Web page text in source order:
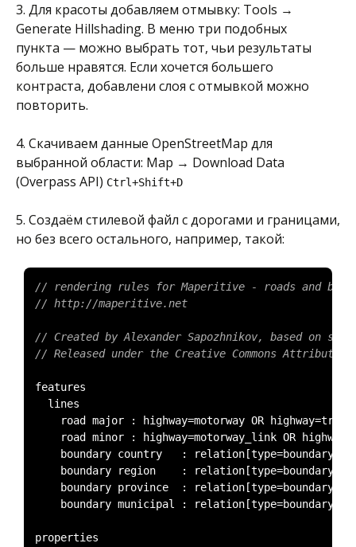
3. Для красоты добавляем отмывку: Tools →
Generate Hillshading. В меню три подобных
пункта — можно выбрать тот, чьи результаты
больше нравятся. Если хочется большего
контраста, добавлени слоя с отмывкой можно
повторить.
4. Скачиваем данные OpenStreetMap для
выбранной области: Map → Download Data
(Overpass API) Ctrl+Shift+D
5. Создаём стилевой файл с дорогами и границами,
но без всего остального, например, такой:
// rendering rules for Maperitive - roads and
// http://maperitive.net
// Created by Alexander Sapozhnikov, based on
// Released under the Creative Commons
features
		road major
: highway=motorway OR highway=trunk
		road minor
: highway=motorway_link OR highway
		boundary country
: relation [type=boundary
		boundary region
: relation [type=boundary
		boundary province
: relation [type=boundary
		boundary municipal
: relation [type=boundary
properties